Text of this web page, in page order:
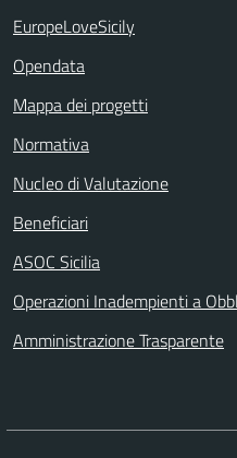
EuropeLoveSicily
Opendata
Mappa dei progetti
Normativa
Nucleo di Valutazione
Beneficiari
ASOC Sicilia
Operazioni Inadempienti a
Amministrazione Trasparente